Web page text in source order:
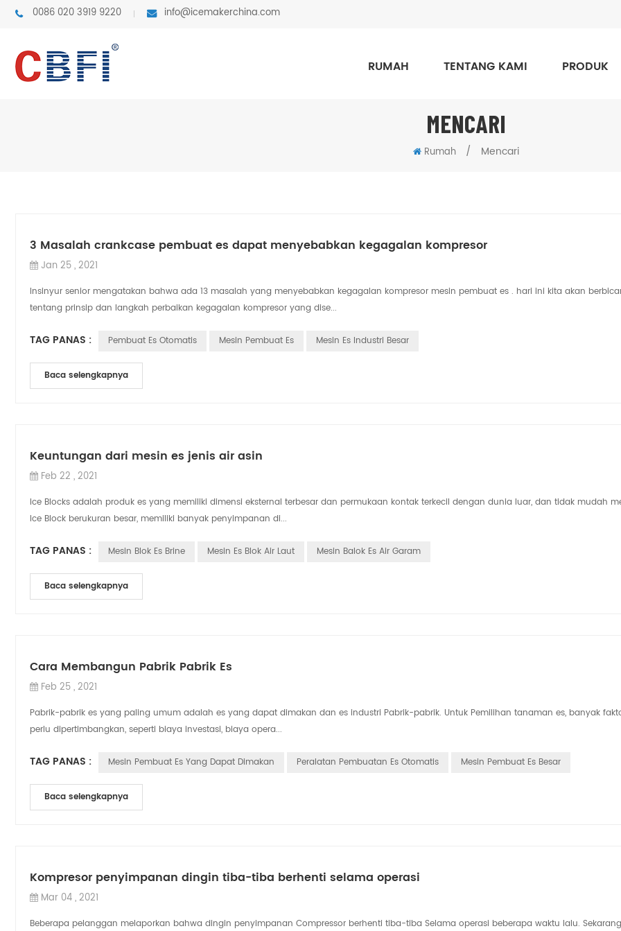
0086 020 3919 9220 info@icemakerchina.com
RUMAH TENTANG KAMI PRODUK
MENCARI
Rumah / Mencari
3 Masalah crankcase pembuat es dapat menyebabkan kegagalan kompresor
Jan 25 , 2021
Insinyur senior mengatakan bahwa ada 13 masalah yang menyebabkan kegagalan kompresor mesin pembuat es . hari ini kita akan
tentang prinsip dan langkah perbaikan kegagalan kompresor yang dise...
TAG PANAS : Pembuat Es Otomatis Mesin Pembuat Es Mesin Es Industri Besar
Baca selengkapnya
Keuntungan dari mesin es jenis air asin
Feb 22 , 2021
Ice Blocks adalah produk es yang memiliki dimensi eksternal terbesar dan permukaan kontak terkecil dengan dunia luar, dan tidak mudah
Ice Block berukuran besar, memiliki banyak penyimpanan di...
TAG PANAS : Mesin Blok Es Brine Mesin Es Blok Air Laut Mesin Balok Es Air Garam
Baca selengkapnya
Cara Membangun Pabrik Pabrik Es
Feb 25 , 2021
Pabrik-pabrik es yang paling umum adalah es yang dapat dimakan dan es industri Pabrik-pabrik. Untuk Pemilihan tanaman es, banyak
perlu dipertimbangkan, seperti biaya investasi, biaya opera...
TAG PANAS : Mesin Pembuat Es Yang Dapat Dimakan Peralatan Pembuatan Es Otomatis Mesin Pembuat Es Besar
Baca selengkapnya
Kompresor penyimpanan dingin tiba-tiba berhenti selama operasi
Mar 04 , 2021
Beberapa pelanggan melaporkan bahwa dingin penyimpanan Compressor berhenti tiba-tiba Selama operasi beberapa waktu lalu.